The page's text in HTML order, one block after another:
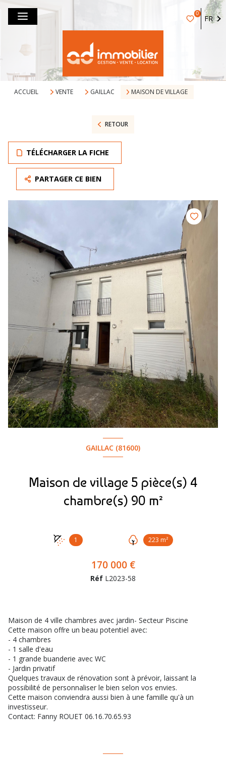
0
FR
ACCUEIL VENTE GAILLAC MAISON DE VILLAGE
RETOUR
TÉLÉCHARGER LA FICHE
PARTAGER CE BIEN
GAILLAC (81600)
Maison de village 5 pièce(s) 4
chambre(s) 90 m²
1 223 m²
170 000 €
Réf L2023-58
Maison de 4 ville chambres avec jardin- Secteur Piscine
Cette maison offre un beau potentiel avec:
- 4 chambres
- 1 salle d'eau
- 1 grande buanderie avec WC
- Jardin privatif
Quelques travaux de rénovation sont à prévoir, laissant la
possibilité de personnaliser le bien selon vos envies.
Cette maison conviendra aussi bien à une famille qu'à un
investisseur.
Contact: Fanny ROUET 06.16.70.65.93